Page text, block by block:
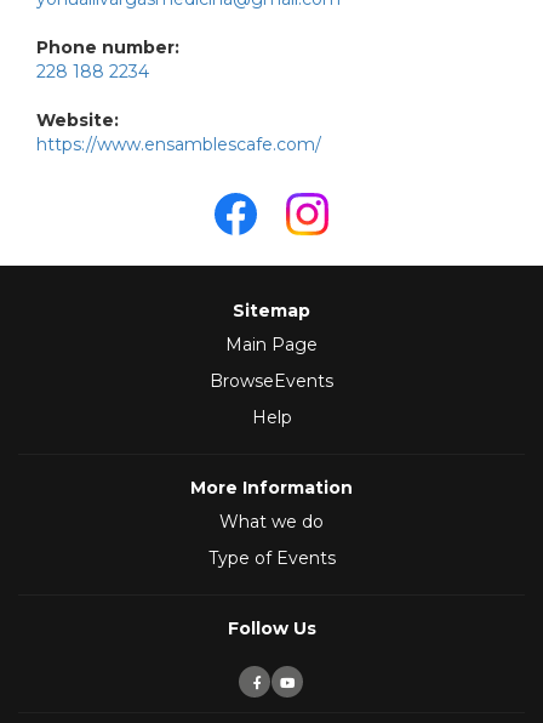
Phone number:
228 188 2234
Website:
https://www.ensamblescafe.com/
Sitemap
Main Page
BrowseEvents
Help
More Information
What we do
Type of Events
Follow Us